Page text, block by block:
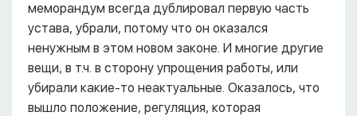
меморандум всегда дублировал первую часть
устава, убрали, потому что он оказался
ненужным в этом новом законе. И многие другие
вещи, в т.ч. в сторону упрощения работы, или
убирали какие-то неактуальные. Оказалось, что
вышло положение, регуляция, которая